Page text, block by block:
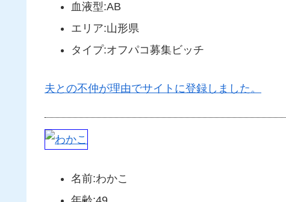
血液型:AB
エリア:山形県
タイプ:オフパコ募集ビッチ
夫との不仲が理由でサイトに登録しました。
名前:わかこ